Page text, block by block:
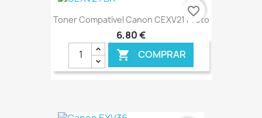
Toner Compatível Canon CEXV21 Preto
6,80 €
 COMPRAR
favorite_border